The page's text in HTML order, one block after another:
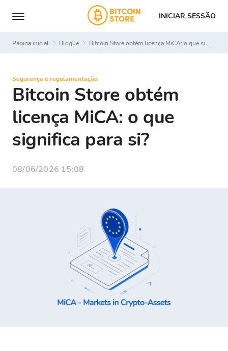
INICIAR SESSÃO
Página inicial Blogue Bitcoin Store obtém licença MiCA: o que significa para si?
Segurança e regulamentação
Bitcoin Store obtém
licença MiCA: o que
significa para si?
08/06/2026 15:08